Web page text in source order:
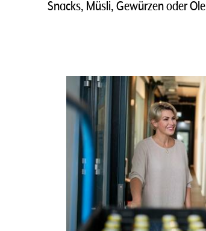
Snacks, Müsli, Gewürzen oder Öle